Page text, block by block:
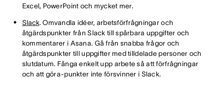
Excel, PowerPoint och mycket mer.
Slack. Omvandla idéer, arbetsförfrågningar och
åtgärdspunkter från Slack till spårbara uppgifter och
kommentarer i Asana. Gå från snabba frågor och
åtgärdspunkter till uppgifter med tilldelade personer och
slutdatum. Fånga enkelt upp arbete så att förfrågningar
och att göra-punkter inte försvinner i Slack.